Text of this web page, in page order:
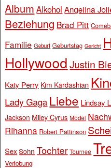
Album Alkohol Angelina
Beziehung Brad Pitt
Familie Geburt Geburtstag Gericht
Hollywood Justin
Katy Perry Kim Kardashian
Lady Gaga Liebe Lindsay
Jackson Miley Cyrus Model
Rihanna Robert Pattinson
Sex Sohn Tochter Tournee
Verlobung